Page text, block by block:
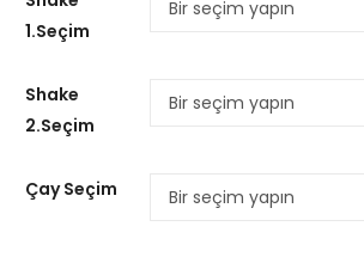
1.Seçim
Shake
2.Seçim
Çay Seçim